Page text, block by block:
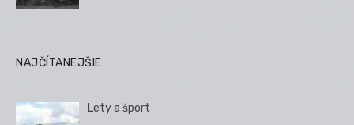
NAJČÍTANEJŠIE
Lety a šport